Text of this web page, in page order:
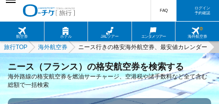
航空券 ホテル JALツアー エンタメツアー 海外航空券
FAQ
ログイン
予約確認
旅行TOP 海外航空券 ニース行きの格安海外航空券、最安値カレンダー
ニース（フランス）の格安航空券を検索する
海外路線の格安航空券を燃油サーチャージ、空港税や諸手数料など全て含む
総額で一括検索